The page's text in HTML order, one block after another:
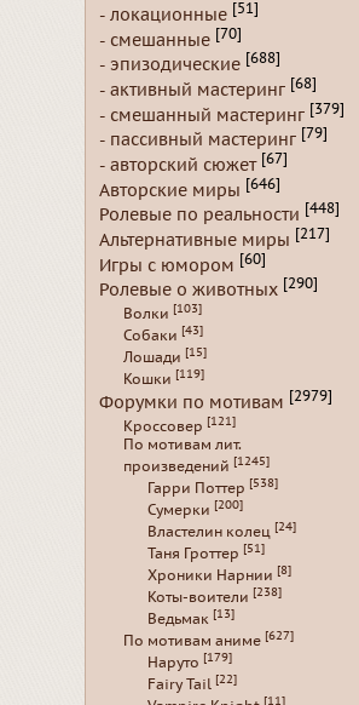
- локационные [51]
- смешанные [70]
- эпизодические [688]
- активный мастеринг [68]
- смешанный мастеринг [379]
- пассивный мастеринг [79]
- авторский сюжет [67]
Авторские миры [646]
Ролевые по реальности [448]
Альтернативные миры [217]
Игры с юмором [60]
Ролевые о животных [290]
Волки [103]
Собаки [43]
Лошади [15]
Кошки [119]
Форумки по мотивам [2979]
Кроссовер [121]
По мотивам лит.
произведений [1245]
Гарри Поттер [538]
Сумерки [200]
Властелин колец [24]
Таня Гроттер [51]
Хроники Нарнии [8]
Коты-воители [238]
Ведьмак [13]
По мотивам аниме [627]
Наруто [179]
Fairy Tail [22]
[11]